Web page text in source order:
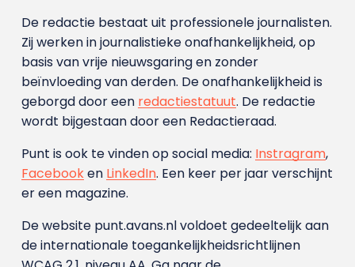
De redactie bestaat uit professionele journalisten.
Zij werken in journalistieke onafhankelijkheid, op
basis van vrije nieuwsgaring en zonder
beïnvloeding van derden. De onafhankelijkheid is
geborgd door een redactiestatuut. De redactie
wordt bijgestaan door een Redactieraad.
Punt is ook te vinden op social media: Instragram,
Facebooken LinkedIn. Een keer per jaar verschijnt
er een magazine.
De website punt.avans.nl voldoet gedeeltelijk aan
de internationale toegankelijkheidsrichtlijnen